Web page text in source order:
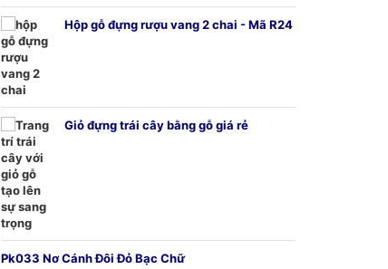
Hộp gỗ đựng rượu vang 2 chai - Mã R24
Giỏ đựng trái cây bằng gỗ giá rẻ
Pk033 Nơ Cánh Đôi Đỏ Bạc Chữ